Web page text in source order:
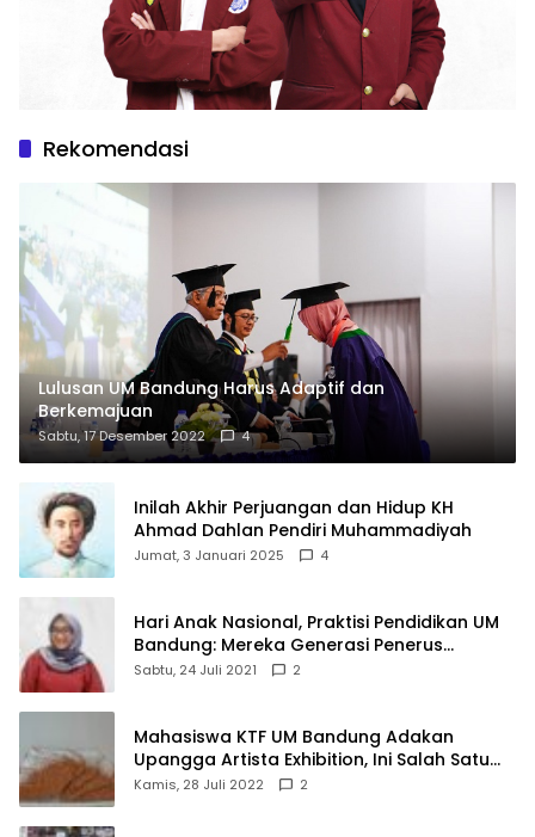
Rekomendasi
Lulusan UM Bandung Harus Adaptif dan
Berkemajuan
Sabtu, 17 Desember 2022 4
Inilah Akhir Perjuangan dan Hidup KH
Ahmad Dahlan Pendiri Muhammadiyah
Jumat, 3 Januari 2025 4
Hari Anak Nasional, Praktisi Pendidikan UM
Bandung: Mereka Generasi Penerus
Bangsa
Sabtu, 24 Juli 2021 2
Mahasiswa KTF UM Bandung Adakan
Upangga Artista Exhibition, Ini Salah Satu
Karyanya
Kamis, 28 Juli 2022 2